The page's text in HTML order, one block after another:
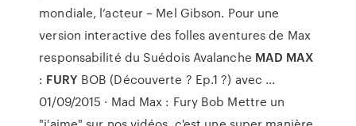
mondiale, l’acteur – Mel Gibson. Pour une
version interactive des folles aventures de Max
responsabilité du Suédois Avalanche MAD MAX
: FURY BOB (Découverte ? Ep.1 ?) avec ...
01/09/2015 · Mad Max : Fury Bob Mettre un